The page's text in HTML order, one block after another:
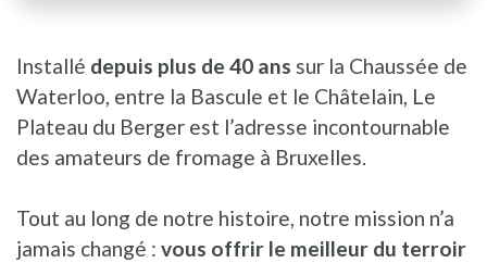
Installé depuis plus de 40 ans sur la Chaussée de
Waterloo, entre la Bascule et le Châtelain, Le
Plateau du Berger est l’adresse incontournable
des amateurs de fromage à Bruxelles.
Tout au long de notre histoire, notre mission n’a
jamais changé : vous offrir le meilleur du terroir